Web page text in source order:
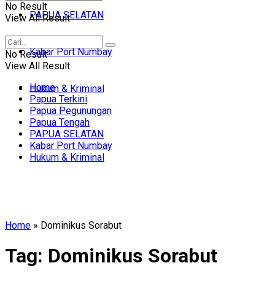
PAPUA SELATAN
Kabar Port Numbay
Hukum & Kriminal
No Result
View All Result
No Result
View All Result
Home
Papua Terkini
Papua Pegunungan
Papua Tengah
PAPUA SELATAN
Kabar Port Numbay
Hukum & Kriminal
Home » Dominikus Sorabut
Tag: Dominikus Sorabut